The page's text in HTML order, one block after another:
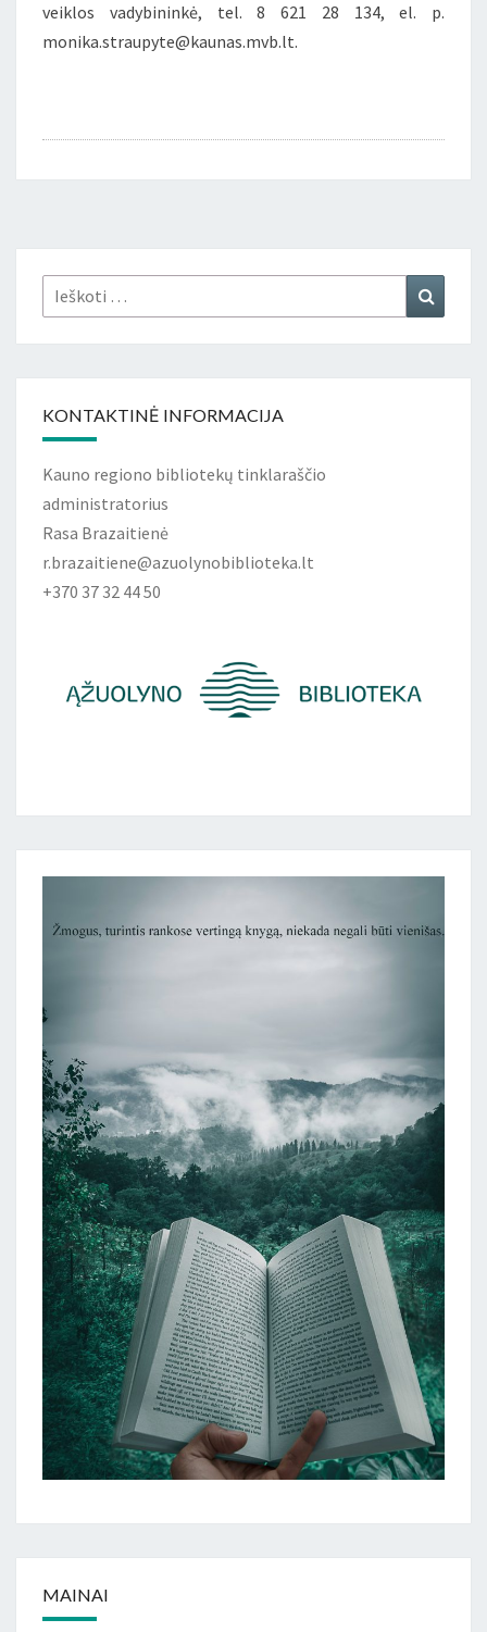
veiklos vadybininkė, tel. 8 621 28 134, el. p.
monika.straupyte@kaunas.mvb.lt.
Ieškoti:
KONTAKTINĖ INFORMACIJA
Kauno regiono bibliotekų tinklaraščio
administratorius
Rasa Brazaitienė
r.brazaitiene@azuolynobiblioteka.lt
+370 37 32 44 50
MAINAI